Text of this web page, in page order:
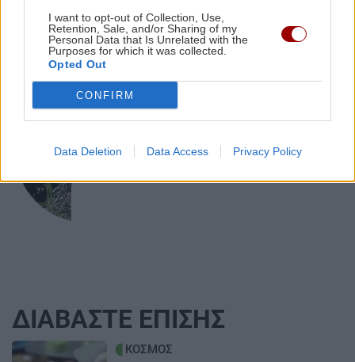
I want to opt-out of Collection, Use,
Retention, Sale, and/or Sharing of my
Personal Data that Is Unrelated with the
Purposes for which it was collected.
Opted Out
CONFIRM
Data Deletion Data Access Privacy Policy
ΚΡΗΤΗ
Ηράκλειο: Επιχείρηση της
Πυροσβεστικής για τη διάσωση
ΔΙΑΒΑΣΤΕ ΕΠΙΣΗΣ
Image ΚΟΣΜΟΣ